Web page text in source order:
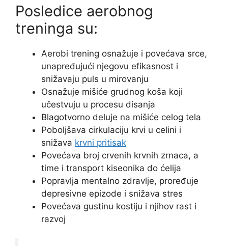
Posledice aerobnog
treninga su:
Aerobi trening osnažuje i povećava srce,
unapređujući njegovu efikasnost i
snižavaju puls u mirovanju
Osnažuje mišiće grudnog koša koji
učestvuju u procesu disanja
Blagotvorno deluje na mišiće celog tela
Poboljšava cirkulaciju krvi u celini i
snižava krvni pritisak
Povećava broj crvenih krvnih zrnaca, a
time i transport kiseonika do ćelija
Popravlja mentalno zdravlje, proređuje
depresivne epizode i snižava stres
Povećava gustinu kostiju i njihov rast i
razvoj